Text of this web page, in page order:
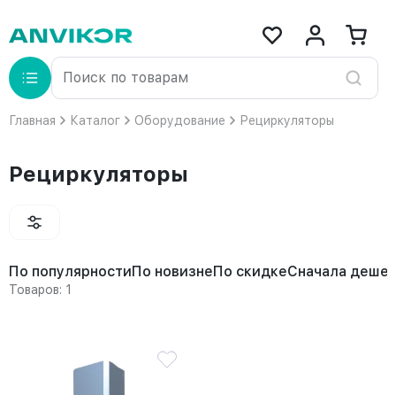
Главная Каталог Оборудование Рециркуляторы
Рециркуляторы
По популярностиПо новизнеПо скидкеСначала
Товаров: 1